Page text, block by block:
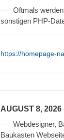
Oftmals
sonstigen PHP-
https://homepage-
AUGUST 8, 2026
Webdesigner,
Baukasten